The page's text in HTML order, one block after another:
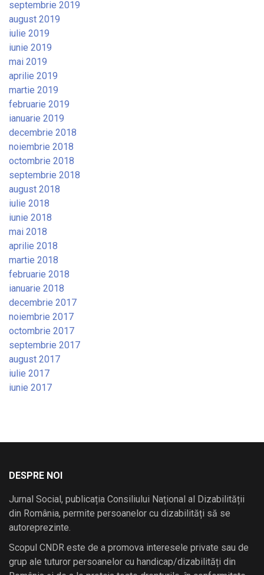
septembrie 2019
august 2019
iulie 2019
iunie 2019
mai 2019
aprilie 2019
martie 2019
februarie 2019
ianuarie 2019
decembrie 2018
noiembrie 2018
octombrie 2018
septembrie 2018
august 2018
iulie 2018
iunie 2018
mai 2018
aprilie 2018
martie 2018
februarie 2018
ianuarie 2018
decembrie 2017
noiembrie 2017
octombrie 2017
septembrie 2017
august 2017
iulie 2017
iunie 2017
DESPRE NOI
Jurnal Social, publicația Consiliului Național al Dizabilității
din România, permite persoanelor cu dizabilități să se
autoreprezinte.
Scopul CNDR este de a promova interesele private sau de
grup ale tuturor persoanelor cu handicap/dizabilități din